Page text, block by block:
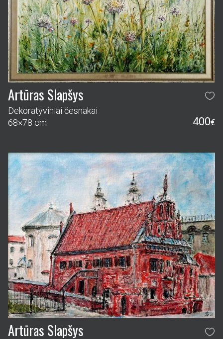
Artūras Slapšys
Dekoratyviniai česnakai
68×78 cm
400 €
Artūras Slapšys
Perkūno namas
46×56 cm
390€